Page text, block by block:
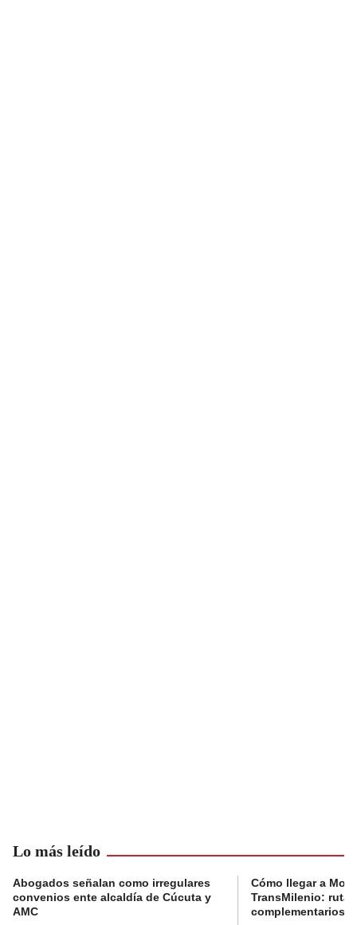
Lo más leído
Abogados señalan como irregulares
convenios ente alcaldía de Cúcuta y
AMC
Cómo llegar a
TransMilenio:
complementarios